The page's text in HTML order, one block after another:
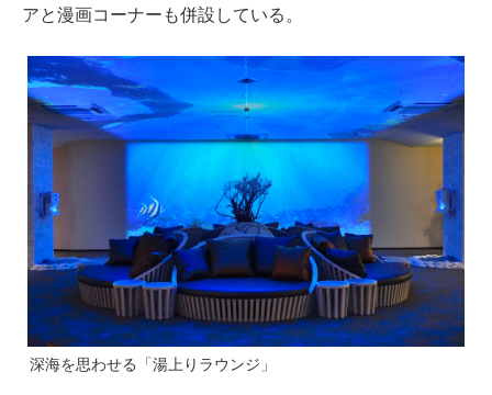
アと漫画コーナーも併設している。
深海を思わせる「湯上りラウンジ」